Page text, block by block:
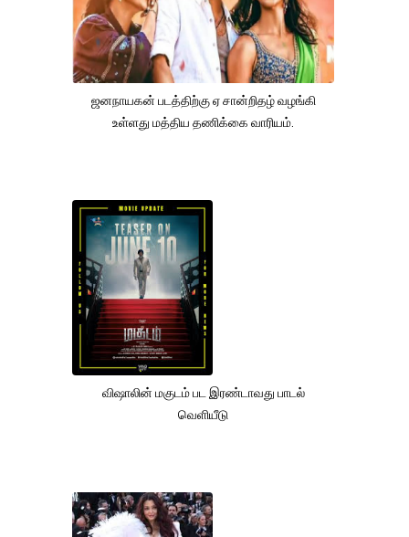
ஜனநாயகன் படத்திற்கு ஏ சான்றிதழ் வழங்கி
உள்ளது மத்திய தணிக்கை வாரியம்.
விஷாலின் மகுடம் பட இரண்டாவது பாடல்
வெளியீடு